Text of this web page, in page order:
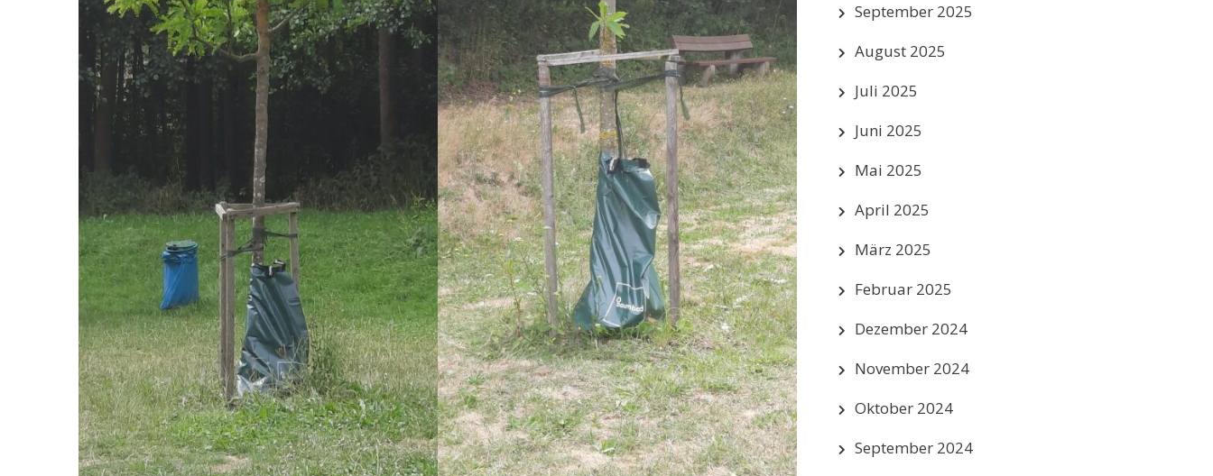
September 2025
August 2025
Juli 2025
Juni 2025
Mai 2025
April 2025
März 2025
Februar 2025
Dezember 2024
November 2024
Oktober 2024
September 2024